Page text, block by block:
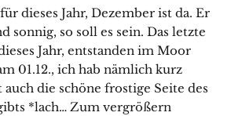
dieses Jahr, Dezember ist da. Er
sonnig, so soll es sein. Das letzte
Jahr, entstanden im Moor
01.12., ich hab nämlich kurz
auch die schöne frostige Seite des
*lach… Zum vergrößern